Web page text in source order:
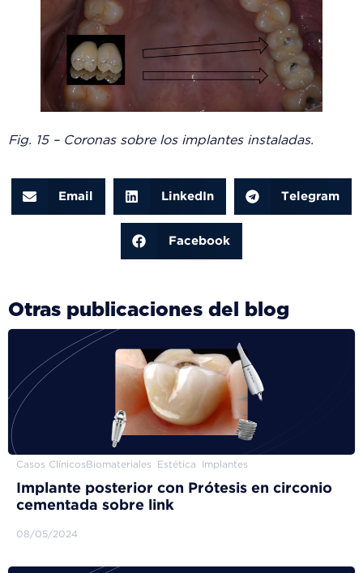
Fig. 15 – Coronas sobre los implantes instaladas.
Email LinkedIn Telegram
Facebook
Otras publicaciones del blog
Casos Clínicos Biomateriales Estética Implantes
Implante posterior con Prótesis en circonio
cementada sobre link
08/05/2024